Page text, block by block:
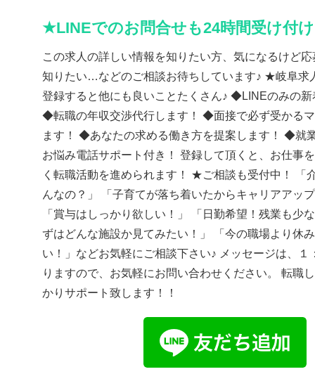
★LINEでのお問合せも24時間受け付
この求人の詳しい情報を知りたい方、気になるけど
知りたい…などのご相談お待ちしています♪ ★岐阜求
登録すると他にも良いことたくさん♪ ◆LINEのみの
◆転職の年収交渉代行します！ ◆面接で必ず受かる
ます！ ◆あなたの求める働き方を提案します！ ◆就
お悩み電話サポート付き！ 登録して頂くと、お仕事
く転職活動を進められます！ ★ご相談も受付中！ 「
んなの？」 「子育てが落ち着いたからキャリアアッ
「賞与はしっかり欲しい！」 「日勤希望！残業も少
ずはどんな施設か見てみたい！」 「今の職場より休
い！」などお気軽にご相談下さい♪ メッセージは、１
りますので、お気軽にお問い合わせください。 転職
かりサポート致します！！